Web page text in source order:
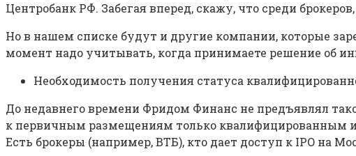
Центробанк РФ. Забегая вперед, скажу, что среди
Но в нашем списке будут и другие компании, которые
момент надо учитывать, когда принимаете решение об
Необходимость получения статуса
До недавнего времени Фридом Финанс не предъявлял
к первичным размещениям только квалифицированным
Есть брокеры (например, ВТБ), кто дает доступ к IPO на